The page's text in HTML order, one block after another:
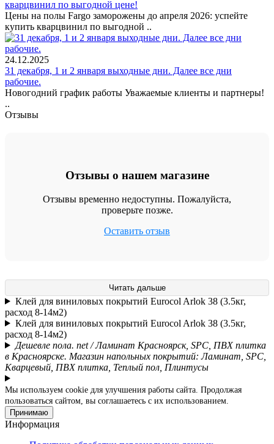
кварцвинил по выгодной цене!
Цены на полы Fargo заморожены до апреля 2026: успейте
купить кварцвинил по выгодной ..
24.12.2025
31 декабря, 1 и 2 января выходные дни. Далее все дни
рабочие.
Новогодний график работы Уважаемые клиенты и партнеры!
..
Отзывы
Отзывы о нашем магазине
Отзывы временно недоступны. Пожалуйста,
проверьте позже.
Оставить отзыв
Читать дальше
Клей для виниловых покрытий Eurocol Arlok 38 (3.5кг,
расход 8-14м2)
Клей для виниловых покрытий Eurocol Arlok 38 (3.5кг,
расход 8-14м2)
Дешевле пола. net / Ламинат Красноярск, SPC, ПВХ плитка
в Красноярске. Магазин напольных покрытий: Ламинат, SPC,
Кварцевый, ПВХ плитка, Теплый пол, Плинтусы
Мы используем cookie для улучшения работы сайта. Продолжая
пользоваться сайтом, вы соглашаетесь с их использованием.
Принимаю
Информация